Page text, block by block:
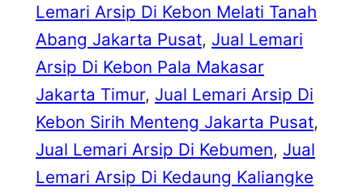
Lemari Arsip Di Kebon Melati Tanah
Abang Jakarta Pusat, Jual Lemari
Arsip Di Kebon Pala Makasar
Jakarta Timur, Jual Lemari Arsip Di
Kebon Sirih Menteng Jakarta Pusat
Jual Lemari Arsip Di Kebumen, Jual
Lemari Arsip Di Kedaung Kaliangke